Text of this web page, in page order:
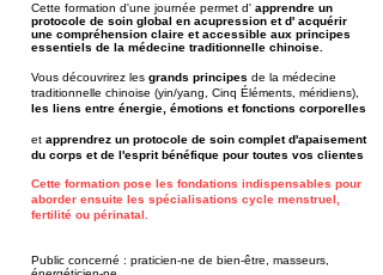
Cette formation d'une journée permet d' apprendre un
protocole de soin global en acupression et d' acquérir
une compréhension claire et accessible aux principes
essentiels de la médecine traditionnelle chinoise.
Vous découvrirez les grands principes de la médecine
traditionnelle chinoise (yin/yang, Cinq Éléments, méridiens),
les liens entre énergie, émotions et fonctions corporelles
et apprendrez un protocole de soin complet d'apaisement
du corps et de l'esprit bénéfique pour toutes vos clientes
Cette formation pose les fondations indispensables pour
aborder ensuite les spécialisations cycle menstruel,
fertilité ou périnatal.
Public concerné : praticien-ne de bien-être, masseurs,